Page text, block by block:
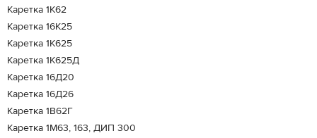
Каретка 1К62
Каретка 16К25
Каретка 1К625
Каретка 1К625Д
Каретка 16Д20
Каретка 16Д26
Каретка 1В62Г
Каретка 1М63, 163, ДИП 300